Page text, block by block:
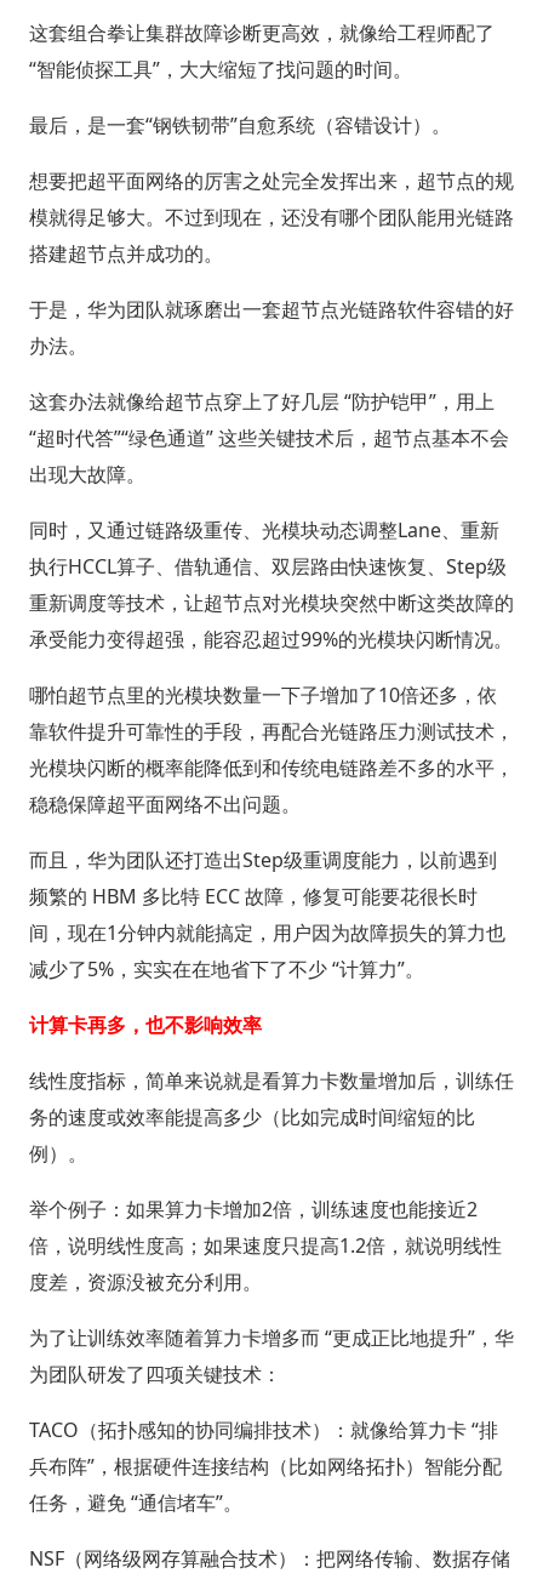
这套组合拳让集群故障诊断更高效，就像给工程师配了
“智能侦探工具”，大大缩短了找问题的时间。
最后，是一套“钢铁韧带”自愈系统（容错设计）。
想要把超平面网络的厉害之处完全发挥出来，超节点的规
模就得足够大。不过到现在，还没有哪个团队能用光链路
搭建超节点并成功的。
于是，华为团队就琢磨出一套超节点光链路软件容错的好
办法。
这套办法就像给超节点穿上了好几层 “防护铠甲”，用上
“超时代答”“绿色通道” 这些关键技术后，超节点基本不会
出现大故障。
同时，又通过链路级重传、光模块动态调整Lane、重新
执行HCCL算子、借轨通信、双层路由快速恢复、Step级
重新调度等技术，让超节点对光模块突然中断这类故障的
承受能力变得超强，能容忍超过99%的光模块闪断情况。
哪怕超节点里的光模块数量一下子增加了10倍还多，依
靠软件提升可靠性的手段，再配合光链路压力测试技术，
光模块闪断的概率能降低到和传统电链路差不多的水平，
稳稳保障超平面网络不出问题。
而且，华为团队还打造出Step级重调度能力，以前遇到
频繁的 HBM 多比特 ECC 故障，修复可能要花很长时
间，现在1分钟内就能搞定，用户因为故障损失的算力也
减少了5%，实实在在地省下了不少 “计算力”。
计算卡再多，也不影响效率
线性度指标，简单来说就是看算力卡数量增加后，训练任
务的速度或效率能提高多少（比如完成时间缩短的比
例）。
举个例子：如果算力卡增加2倍，训练速度也能接近2
倍，说明线性度高；如果速度只提高1.2倍，就说明线性
度差，资源没被充分利用。
为了让训练效率随着算力卡增多而 “更成正比地提升”，华
为团队研发了四项关键技术：
TACO（拓扑感知的协同编排技术）：就像给算力卡 “排
兵布阵”，根据硬件连接结构（比如网络拓扑）智能分配
任务，避免 “通信堵车”。
NSF（网络级网存算融合技术）：把网络传输、数据存储